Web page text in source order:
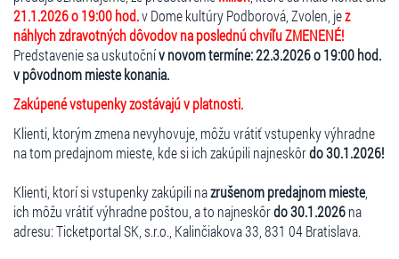
21.1.2026 o 19:00 hod.v Dome kultúry Podborová, Zvolen, jez
náhlych zdravotných dôvodov na poslednú chvíľu ZMENENÉ!
Predstavenie sa uskutočnív novom termíne: 22.3.2026 o 19:00 hod.
v pôvodnom mieste konania.
Zakúpené vstupenky zostávajú v platnosti.
Klienti, ktorým zmena nevyhovuje, môžu vrátiť vstupenky výhradne
na tom predajnom mieste, kde si ich zakúpili najneskôrdo 30.1.2026!
Klienti, ktorí si vstupenky zakúpili nazrušenom predajnom mieste,
ich môžu vrátiť výhradne poštou, a to najneskôrdo 30.1.2026na
adresu: Ticketportal SK, s.r.o., Kalinčiakova 33, 831 04 Bratislava.